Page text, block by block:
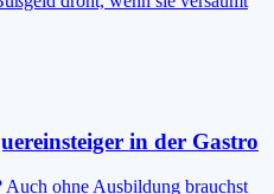
in der Gastro
Auch ohne Ausbildung brauchst